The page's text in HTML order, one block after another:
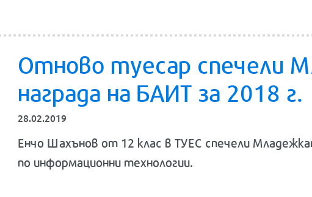
Отново туесар спечели
награда на БАИТ за 2018 г.
28.02.2019
Енчо Шахънов от 12 клас в ТУЕС спечели
по информационни технологии.